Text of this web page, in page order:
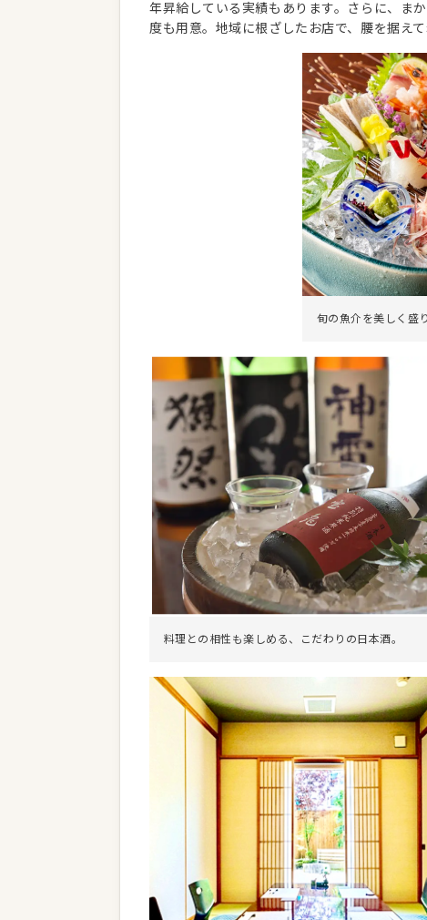
年昇給している実績もあります。さらに、ま
度も用意。地域に根ざしたお店で、腰を据え
旬の魚介を美しく盛
料理との相性も楽しめる、こだわりの日本酒。